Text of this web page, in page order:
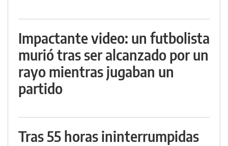
Impactante video: un futbolista
murió tras ser alcanzado por un
rayo mientras jugaban un
partido
Tras 55 horas ininterrumpidas